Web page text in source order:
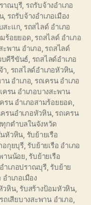
าณบุรี, รถรับจ้างอำเภอ
, รถรับจ้างอำเภอเมือง
สะแก, รถสไลด์ อำเภอ
มร้อยยอด, รถสไลด์ อำเภอ
ะพาน อำเภอ, รถสไลด์
บคีรีขันธ์, รถสไลด์อำเภอ
า, รถสไลด์อำเภอหัวหิน,
น อำเภอ, รถเครน อำเภอ
ครน อำเภอบางสะพาน
ครน อำเภอสามร้อยยอด,
ครนอำเภอหัวหิน, รถเครน
ทุกตำบลในจังหวัด
นหัวหิน, รับย้ายเรือ
อกุยบุรี, รับย้ายเรือ อำเภอ
านน้อย, รับย้ายเรือ
ำเภอปราณบุรี, รับย้าย
อำเภอเมือง
วหิน, รับสร้างป้อมหัวหิน,
ถเสียบางสะพาน อำเภอ,